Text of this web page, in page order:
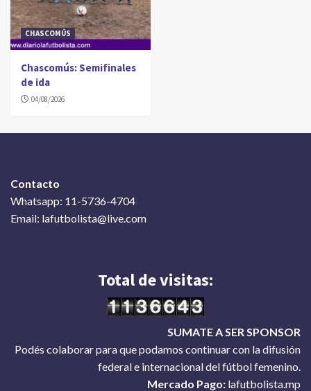
CHASCOMÚS
Chascomús: Semifinales
de ida
04/08/2026
Contacto
Whatsapp: 11-5736-4704
Email: lafutbolista@live.com
Total de visitas:
SUMATE A SER SPONSOR
Podés colaborar para que podamos continuar con la difusión
federal e internacional del fútbol femenino.
Mercado Pago: lafutbolista.mp